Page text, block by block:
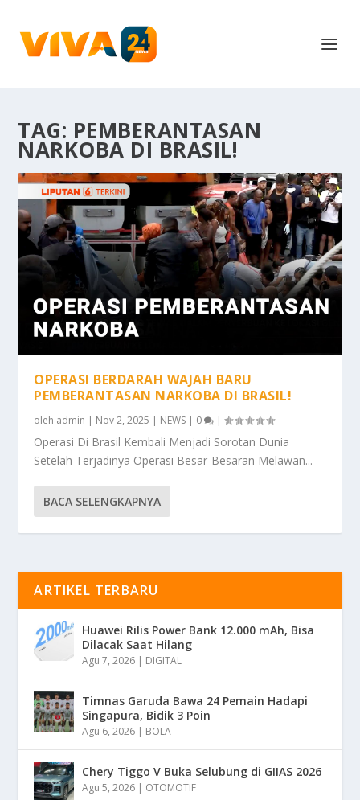
TAG: PEMBERANTASAN
NARKOBA DI BRASIL!
OPERASI BERDARAH WAJAH BARU
PEMBERANTASAN NARKOBA DI BRASIL!
oleh admin | Nov 2, 2025 | NEWS | 0 |
Operasi Di Brasil Kembali Menjadi Sorotan Dunia
Setelah Terjadinya Operasi Besar-Besaran Melawan...
BACA SELENGKAPNYA
ARTIKEL TERBARU
Huawei Rilis Power Bank 12.000 mAh, Bisa
Dilacak Saat Hilang
Agu 7, 2026 | DIGITAL
Timnas Garuda Bawa 24 Pemain Hadapi
Singapura, Bidik 3 Poin
Agu 6, 2026 | BOLA
Chery Tiggo V Buka Selubung di GIIAS 2026
Agu 5, 2026 | OTOMOTIF